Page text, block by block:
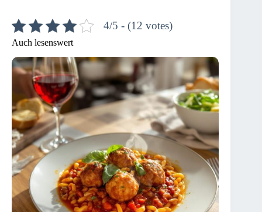
4/5 - (12 votes)
Auch lesenswert